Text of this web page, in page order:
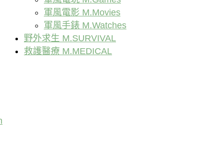
軍風電影 M.Movies
軍風手錶 M.Watches
野外求生 M.SURVIVAL
救護醫療 M.MEDICAL